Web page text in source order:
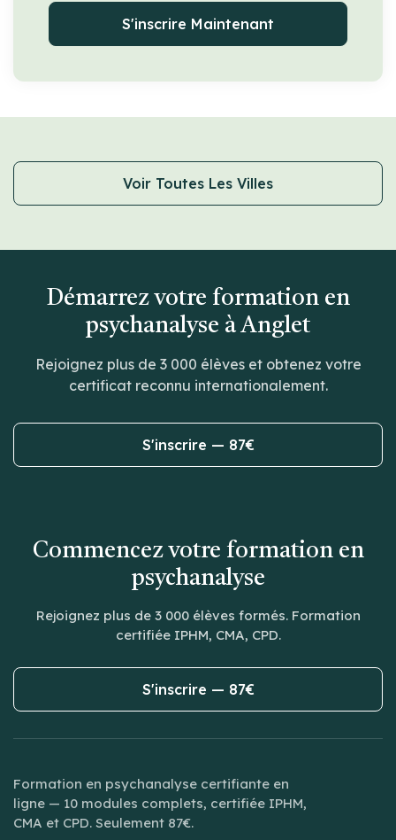
S'inscrire Maintenant
Voir Toutes Les Villes
Démarrez votre formation en
psychanalyse à Anglet
Rejoignez plus de 3 000 élèves et obtenez votre
certificat reconnu internationalement.
S'inscrire — 87€
Commencez votre formation en
psychanalyse
Rejoignez plus de 3 000 élèves formés. Formation
certifiée IPHM, CMA, CPD.
S'inscrire — 87€
Formation en psychanalyse certifiante en
ligne — 10 modules complets, certifiée IPHM,
CMA et CPD. Seulement 87€.